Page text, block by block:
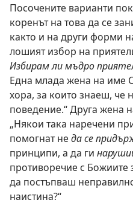
Посочените варианти
коренът на това да се
както и на други форми
лошият избор на
Избирам ли мъдро
Една млада жена на име
хора, за които знаеш, че
поведение.“ Друга жена
„Някои така наречени
помогнат не да се
принципи, а да ги
противоречие с Божиите
да постъпваш
наистина?“